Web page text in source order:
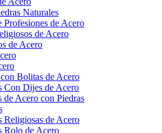
Naturales
Profesiones de Acero
de Acero
de Acero
Bolitas de Acero
Con Dijes de Acero
de Acero con Piedras
Religiosas de Acero
Rolo de Acero